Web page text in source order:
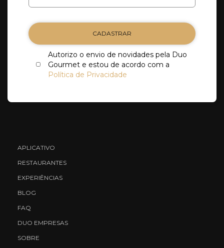
CADASTRAR
Autorizo o envio de novidades pela Duo
Gourmet e estou de acordo com a
Política de Privacidade
APLICATIVO
RESTAURANTES
EXPERIÊNCIAS
BLOG
FAQ
DUO EMPRESAS
SOBRE